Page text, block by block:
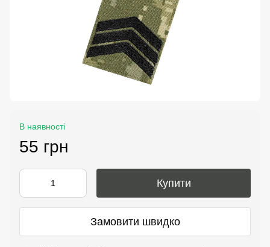
В наявності
55 грн
Купити
Замовити швидко